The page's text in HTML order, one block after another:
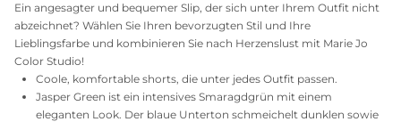
Ein angesagter und bequemer Slip, der sich unter Ihrem Outfit nicht
abzeichnet? Wählen Sie Ihren bevorzugten Stil und Ihre
Lieblingsfarbe und kombinieren Sie nach Herzenslust mit Marie Jo
Color Studio!
Coole, komfortable shorts, die unter jedes Outfit passen.
Jasper Green ist ein intensives Smaragdgrün mit einem
eleganten Look. Der blaue Unterton schmeichelt dunklen sowie